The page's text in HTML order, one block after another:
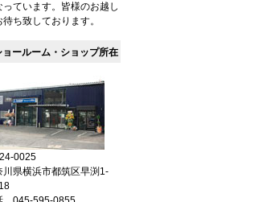
っています。皆様のお越し
待ち致しております。
ョールーム・ショップ所在
0025
川県横浜市都筑区早渕1-